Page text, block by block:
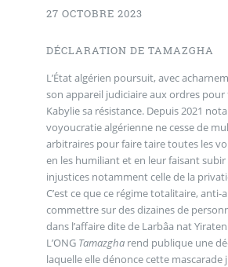
27 OCTOBRE 2023
DÉCLARATION DE TAMAZGHA
L’État algérien poursuit, avec
son appareil judiciaire aux ordres pour
Kabylie sa résistance. Depuis 2021
voyoucratie algérienne ne cesse de
arbitraires pour faire taire toutes les
en les humiliant et en leur faisant subir
injustices notamment celle de la
C’est ce que ce régime totalitaire, anti-
commettre sur des dizaines de
dans l’affaire dite de Larbâa nat
L’ONG Tamazgharend publique une
laquelle elle dénonce cette mascarade